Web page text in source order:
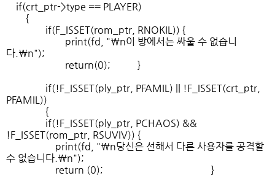
if(crt_ptr->type == PLAYER)
{
if(F_ISSET(rom_ptr, RNOKIL)) {
print(fd, "\n이 방에서는 싸울 수 없습니
다.\n");
return(0); }
if(!F_ISSET(ply_ptr, PFAMIL) || !F_ISSET(crt_ptr,
PFAMIL))
{
if(!F_ISSET(ply_ptr, PCHAOS) &&
!F_ISSET(rom_ptr, RSUVIV)) {
print(fd, "\n당신은 선해서 다른 사용자를 공격할
수 없습니다.\n");
return (0); }